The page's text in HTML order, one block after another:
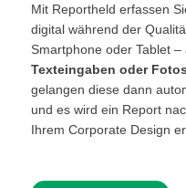
Mit Reportheld erfassen
digital während der
Smartphone oder Tablet
Texteingaben oder Fotos
gelangen diese dann
und es wird ein Report
Ihrem Corporate Design